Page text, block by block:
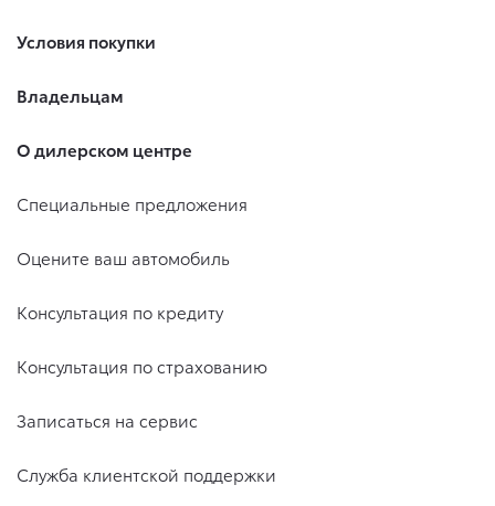
Условия покупки
Владельцам
О дилерском центре
Специальные предложения
Оцените ваш автомобиль
Консультация по кредиту
Консультация по страхованию
Записаться на сервис
Служба клиентской поддержки